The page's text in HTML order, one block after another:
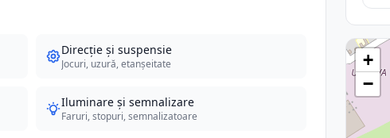
Direcție și suspensie
Jocuri, uzură, etanșeitate
Iluminare și semnalizare
Faruri, stopuri, semnalizatoare
+
−